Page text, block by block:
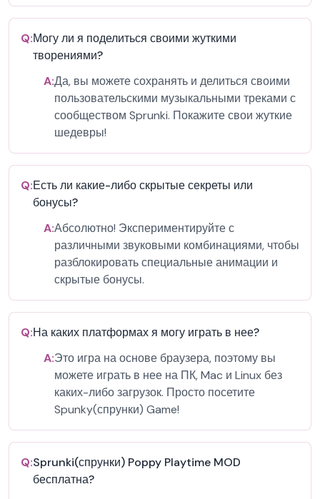
Q:Могу ли я поделиться своими жуткими
творениями?
A:Да, вы можете сохранять и делиться своими
пользовательскими музыкальными треками с
сообществом Sprunki. Покажите свои жуткие
шедевры!
Q:Есть ли какие-либо скрытые секреты или
бонусы?
A:Абсолютно! Экспериментируйте с
различными звуковыми комбинациями, чтобы
разблокировать специальные анимации и
скрытые бонусы.
Q:На каких платформах я могу играть в нее?
A:Это игра на основе браузера, поэтому вы
можете играть в нее на ПК, Mac и Linux без
каких-либо загрузок. Просто посетите
Spunky(спрунки) Game!
Q:Sprunki(спрунки) Poppy Playtime MOD
бесплатна?